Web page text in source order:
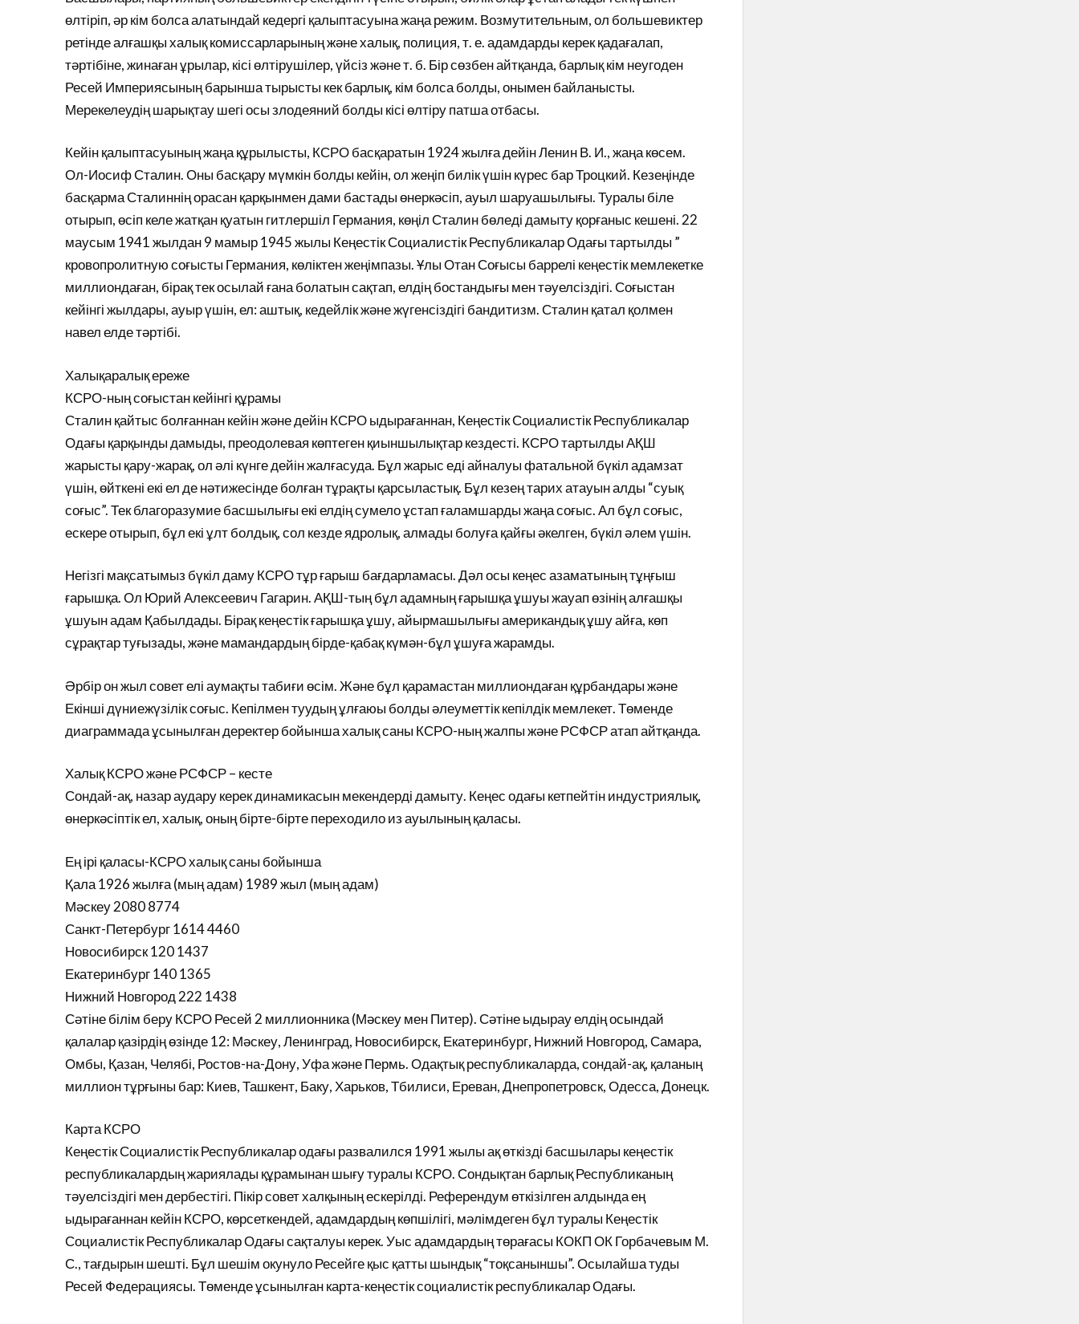
өлтіріп, әр кім болса алатындай кедергі қалыптасуына жаңа режим. Возмутительным, ол большевиктер
ретінде алғашқы халық комиссарларының және халық, полиция, т. е. адамдарды керек қадағалап,
тәртібіне, жинаған ұрылар, кісі өлтірушілер, үйсіз және т. б. Бір сөзбен айтқанда, барлық кім неугоден
Ресей Империясының барынша тырысты кек барлық, кім болса болды, онымен байланысты.
Мерекелеудің шарықтау шегі осы злодеяний болды кісі өлтіру патша отбасы.
Кейін қалыптасуының жаңа құрылысты, КСРО басқаратын 1924 жылға дейін Ленин В. И., жаңа көсем.
Ол-Иосиф Сталин. Оны басқару мүмкін болды кейін, ол жеңіп билік үшін күрес бар Троцкий. Кезеңінде
басқарма Сталиннің орасан қарқынмен дами бастады өнеркәсіп, ауыл шаруашылығы. Туралы біле
отырып, өсіп келе жатқан қуатын гитлершіл Германия, көңіл Сталин бөледі дамыту қорғаныс кешені. 22
маусым 1941 жылдан 9 мамыр 1945 жылы Кеңестік Социалистік Республикалар Одағы тартылды ”
кровопролитную соғысты Германия, көліктен жеңімпазы. Ұлы Отан Соғысы баррелі кеңестік мемлекетке
миллиондаған, бірақ тек осылай ғана болатын сақтап, елдің бостандығы мен тәуелсіздігі. Соғыстан
кейінгі жылдары, ауыр үшін, ел: аштық, кедейлік және жүгенсіздігі бандитизм. Сталин қатал қолмен
навел елде тәртібі.
Халықаралық ереже
КСРО-ның соғыстан кейінгі құрамы
Сталин қайтыс болғаннан кейін және дейін КСРО ыдырағаннан, Кеңестік Социалистік Республикалар
Одағы қарқынды дамыды, преодолевая көптеген қиыншылықтар кездесті. КСРО тартылды АҚШ
жарысты қару-жарақ, ол әлі күнге дейін жалғасуда. Бұл жарыс еді айналуы фатальной бүкіл адамзат
үшін, өйткені екі ел де нәтижесінде болған тұрақты қарсыластық. Бұл кезең тарих атауын алды “суық
соғыс”. Тек благоразумие басшылығы екі елдің сумело ұстап ғаламшарды жаңа соғыс. Ал бұл соғыс,
ескере отырып, бұл екі ұлт болдық, сол кезде ядролық, алмады болуға қайғы әкелген, бүкіл әлем үшін.
Негізгі мақсатымыз бүкіл даму КСРО тұр ғарыш бағдарламасы. Дәл осы кеңес азаматының тұңғыш
ғарышқа. Ол Юрий Алексеевич Гагарин. АҚШ-тың бұл адамның ғарышқа ұшуы жауап өзінің алғашқы
ұшуын адам Қабылдады. Бірақ кеңестік ғарышқа ұшу, айырмашылығы американдық ұшу айға, көп
сұрақтар туғызады, және мамандардың бірде-қабақ күмән-бұл ұшуға жарамды.
Әрбір он жыл совет елі аумақты табиғи өсім. Және бұл қарамастан миллиондаған құрбандары және
Екінші дүниежүзілік соғыс. Кепілмен туудың ұлғаюы болды әлеуметтік кепілдік мемлекет. Төменде
диаграммада ұсынылған деректер бойынша халық саны КСРО-ның жалпы және РСФСР атап айтқанда.
Халық КСРО және РСФСР – кесте
Сондай-ақ, назар аудару керек динамикасын мекендерді дамыту. Кеңес одағы кетпейтін индустриялық,
өнеркәсіптік ел, халық, оның бірте-бірте переходило из ауылының қаласы.
Ең ірі қаласы-КСРО халық саны бойынша
Қала 1926 жылға (мың адам) 1989 жыл (мың адам)
Мәскеу 2080 8774
Санкт-Петербург 1614 4460
Новосибирск 120 1437
Екатеринбург 140 1365
Нижний Новгород 222 1438
Сәтіне білім беру КСРО Ресей 2 миллионника (Мәскеу мен Питер). Сәтіне ыдырау елдің осындай
қалалар қазірдің өзінде 12: Мәскеу, Ленинград, Новосибирск, Екатеринбург, Нижний Новгород, Самара,
Омбы, Қазан, Челябі, Ростов-на-Дону, Уфа және Пермь. Одақтық республикаларда, сондай-ақ, қаланың
миллион тұрғыны бар: Киев, Ташкент, Баку, Харьков, Тбилиси, Ереван, Днепропетровск, Одесса, Донецк.
Карта КСРО
Кеңестік Социалистік Республикалар одағы развалился 1991 жылы ақ өткізді басшылары кеңестік
республикалардың жариялады құрамынан шығу туралы КСРО. Сондықтан барлық Республиканың
тәуелсіздігі мен дербестігі. Пікір совет халқының ескерілді. Референдум өткізілген алдында ең
ыдырағаннан кейін КСРО, көрсеткендей, адамдардың көпшілігі, мәлімдеген бұл туралы Кеңестік
Социалистік Республикалар Одағы сақталуы керек. Уыс адамдардың төрағасы КОКП ОК Горбачевым М.
С., тағдырын шешті. Бұл шешім окунуло Ресейге қыс қатты шындық “тоқсаныншы”. Осылайша туды
Ресей Федерациясы. Төменде ұсынылған карта-кеңестік социалистік республикалар Одағы.